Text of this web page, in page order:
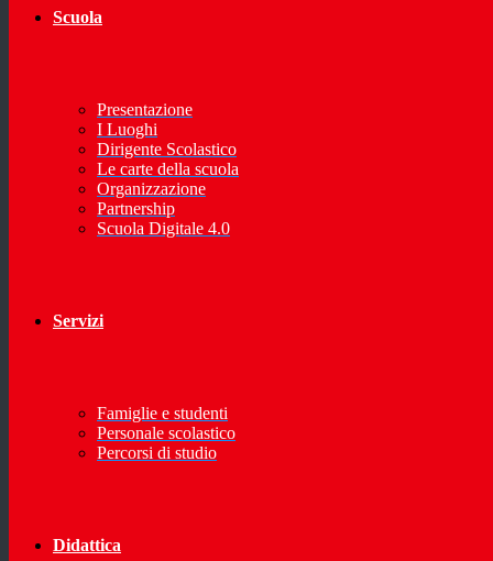
Scuola
Presentazione
I Luoghi
Dirigente Scolastico
Le carte della scuola
Organizzazione
Partnership
Scuola Digitale 4.0
Servizi
Famiglie e studenti
Personale scolastico
Percorsi di studio
Didattica